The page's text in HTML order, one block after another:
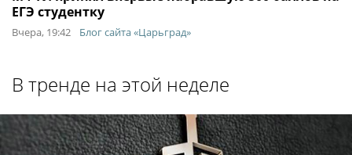
ЕГЭ студентку
Вчера, 19:42 Блог сайта «Царьград»
В тренде на этой неделе